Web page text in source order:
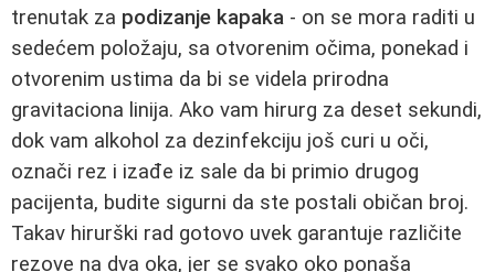
trenutak za podizanje kapaka - on se mora raditi u
sedećem položaju, sa otvorenim očima, ponekad i
otvorenim ustima da bi se videla prirodna
gravitaciona linija. Ako vam hirurg za deset sekundi,
dok vam alkohol za dezinfekciju još curi u oči,
označi rez i izađe iz sale da bi primio drugog
pacijenta, budite sigurni da ste postali običan broj.
Takav hirurški rad gotovo uvek garantuje različite
rezove na dva oka, jer se svako oko ponaša